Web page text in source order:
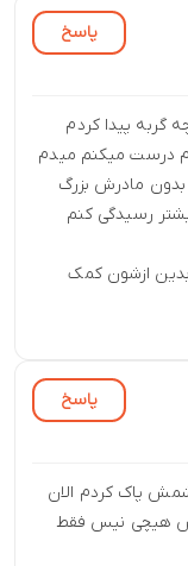
پاسخ
گربه پیدا کردم
درست میکنم میدم
مادرش بزرگ
رسیدگی کنم
ازشون کمک
پاسخ
بود چشمش پاک کردم الان
هیچی نیس فقط